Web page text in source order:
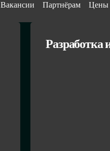
Вакансии Партнёрам Цены
Разработка